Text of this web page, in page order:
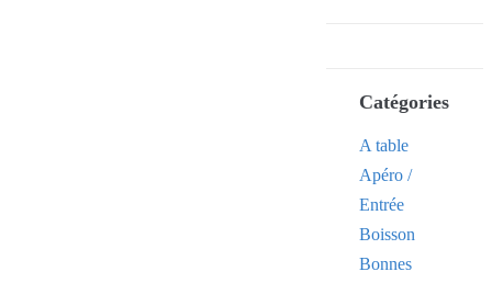
Catégories
A table
Apéro /
Entrée
Boisson
Bonnes